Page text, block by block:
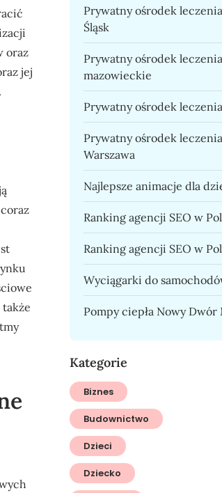
oraz
jej
Prywatny ośrodek
Śląsk
Prywatny ośrodek
mazowieckie
Prywatny ośrodek
Prywatny ośrodek
Warszawa
Najlepsze animacje dla
Ranking agencji SEO w
Ranking agencji SEO w
Wyciągarki do
Pompy ciepła Nowy
Kategorie
Biznes
Budownictwo
Dzieci
Dziecko